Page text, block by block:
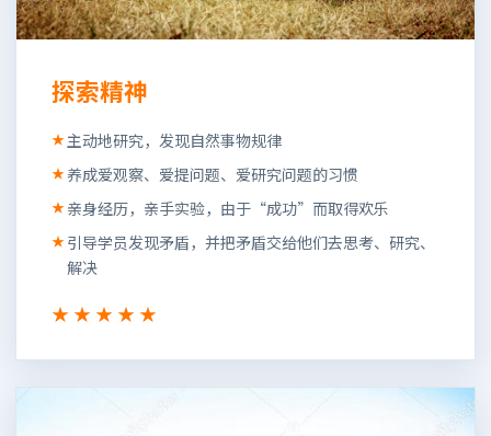
探索精神
主动地研究，发现自然事物规律
养成爱观察、爱提问题、爱研究问题的习惯
亲身经历，亲手实验，由于“成功”而取得欢乐
引导学员发现矛盾，并把矛盾交给他们去思考、研究、
解决
★★★★★